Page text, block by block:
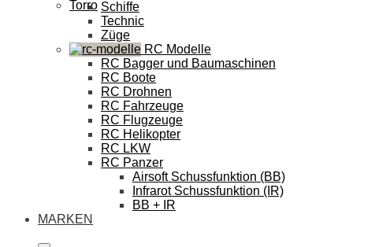
Torro Schiffe
Technic
Züge
RC Modelle
RC Bagger und Baumaschinen
RC Boote
RC Drohnen
RC Fahrzeuge
RC Flugzeuge
RC Helikopter
RC LKW
RC Panzer
Airsoft Schussfunktion (BB)
Infrarot Schussfunktion (IR)
BB + IR
MARKEN